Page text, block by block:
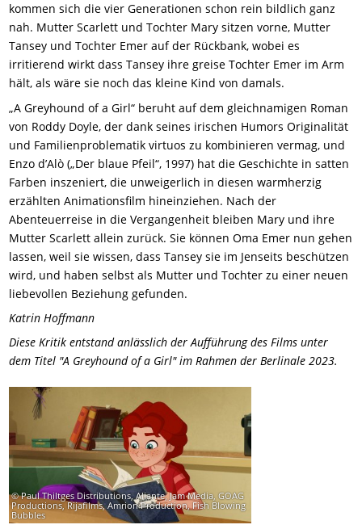
kommen sich die vier Generationen schon rein bildlich ganz
nah. Mutter Scarlett und Tochter Mary sitzen vorne, Mutter
Tansey und Tochter Emer auf der Rückbank, wobei es
irritierend wirkt dass Tansey ihre greise Tochter Emer im Arm
hält, als wäre sie noch das kleine Kind von damals.
„A Greyhound of a Girl“ beruht auf dem gleichnamigen Roman
von Roddy Doyle, der dank seines irischen Humors Originalität
und Familienproblematik virtuos zu kombinieren vermag, und
Enzo d’Alò („Der blaue Pfeil“, 1997) hat die Geschichte in satten
Farben inszeniert, die unweigerlich in diesen warmherzig
erzählten Animationsfilm hineinziehen. Nach der
Abenteuerreise in die Vergangenheit bleiben Mary und ihre
Mutter Scarlett allein zurück. Sie können Oma Emer nun gehen
lassen, weil sie wissen, dass Tansey sie im Jenseits beschützen
wird, und haben selbst als Mutter und Tochter zu einer neuen
liebevollen Beziehung gefunden.
Katrin Hoffmann
Diese Kritik entstand anlässlich der Aufführung des Films unter
dem Titel "A Greyhound of a Girl" im Rahmen der Berlinale 2023.
© Paul Thiltges Distributions, Aliante, Jam Media, GOAG
Productions, Rijafilms, Amrion Production, Fish Blowing
Bubbles